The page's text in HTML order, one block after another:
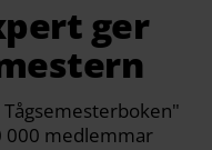
ger
000 medlemmar